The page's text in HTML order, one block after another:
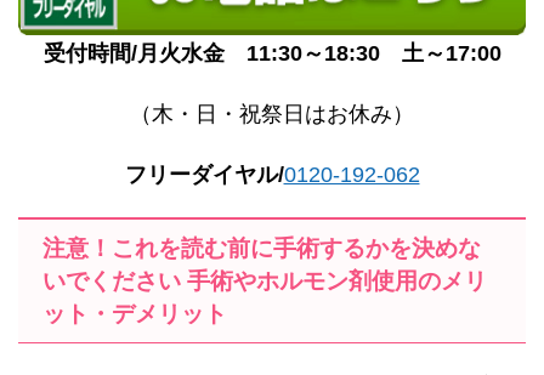
受付時間/月火水金 11:30～18:30 土～17:00
（木・日・祝祭日はお休み）
フリーダイヤル/0120-192-062
注意！これを読む前に手術するかを決めな
いでください 手術やホルモン剤使用のメリ
ット・デメリット